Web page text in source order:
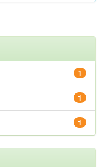
1
1
1